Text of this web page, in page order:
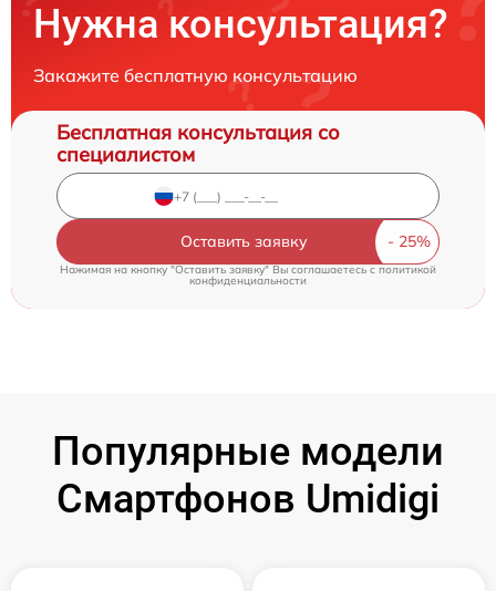
Нужна консультация?
Закажите бесплатную консультацию
Бесплатная консультация со
специалистом
Оставить заявку
Нажимая на кнопку "Оставить заявку" Вы соглашаетесь c политикой
конфиденциальности
Популярные модели
Смартфонов Umidigi